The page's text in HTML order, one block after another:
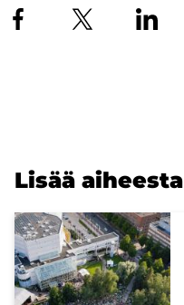
Lisää ai­hees­ta